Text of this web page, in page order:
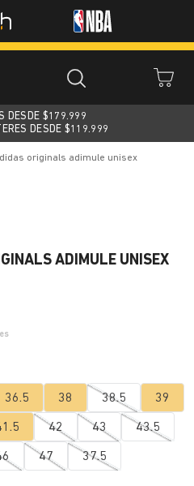
DESDE $179.999
DESDE $119.999
originals adimule unisex
ADIMULE UNISEX
36.5 38 38.5 39
42 43 43.5
47 37.5